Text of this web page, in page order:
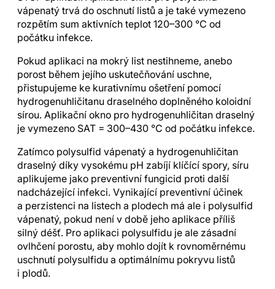
vápenatý trvá do oschnutí listů a je také vymezeno
rozpětím sum aktivních teplot 120–300 °C od
počátku infekce.
Pokud aplikaci na mokrý list nestihneme, anebo
porost během jejího uskutečňování uschne,
přistupujeme ke kurativnímu ošetření pomocí
hydrogenuhličitanu draselného doplněného koloidní
sírou. Aplikační okno pro hydrogenuhličitan draselný
je vymezeno SAT = 300–430 °C od počátku infekce.
Zatímco polysulfid vápenatý a hydrogenuhličitan
draselný díky vysokému pH zabíjí klíčící spory, síru
aplikujeme jako preventivní fungicid proti další
nadcházející infekci. Vynikající preventivní účinek
a perzistenci na listech a plodech má ale i polysulfid
vápenatý, pokud není v době jeho aplikace příliš
silný déšť. Pro aplikaci polysulfidu je ale zásadní
ovlhčení porostu, aby mohlo dojít k rovnoměrnému
uschnutí polysulfidu a optimálnímu pokryvu listů
i plodů.